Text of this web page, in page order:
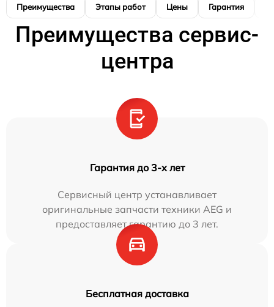
Преимущества Этапы работ Цены Гарантия
Преимущества сервис-
центра
Гарантия до 3-х лет
Сервисный центр устанавливает
оригинальные запчасти техники AEG и
предоставляет гарантию до 3 лет.
Бесплатная доставка